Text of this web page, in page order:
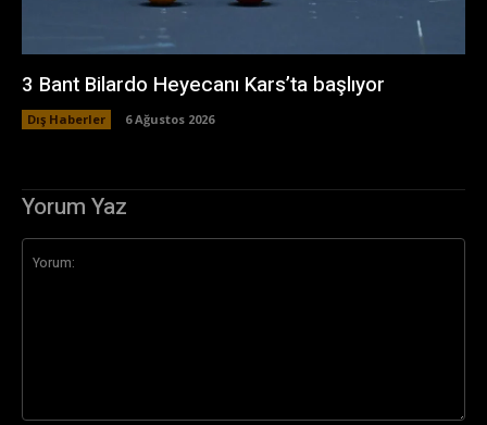
3 Bant Bilardo Heyecanı Kars’ta başlıyor
Dış Haberler 6 Ağustos 2026
Yorum Yaz